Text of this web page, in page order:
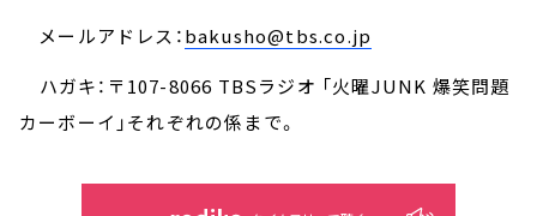
メールアドレス：bakusho@tbs.co.jp
ハガキ：〒107-8066 TBSラジオ 「火曜JUNK 爆笑問題
カーボーイ」それぞれの係まで。